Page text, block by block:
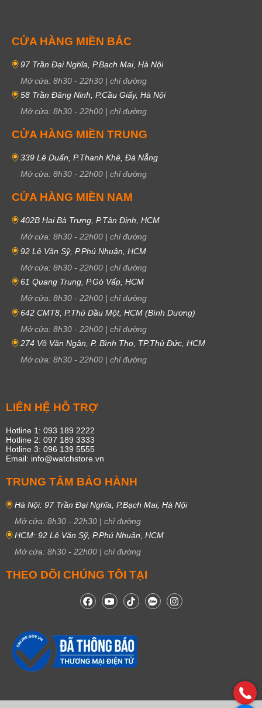
CỬA HÀNG MIỀN BẮC
97 Trần Đại Nghĩa, P.Bạch Mai, Hà Nội
Mở cửa: 8h30 - 22h30 | chỉ đường
58 Trần Đăng Ninh, P.Cầu Giấy, Hà Nội
Mở cửa: 8h30 - 22h00 | chỉ đường
CỬA HÀNG MIỀN TRUNG
339 Lê Duẩn, P.Thanh Khê, Đà Nẵng
Mở cửa: 8h30 - 22h00 | chỉ đường
CỬA HÀNG MIỀN NAM
402B Hai Bà Trưng, P.Tân Định, HCM
Mở cửa: 8h30 - 22h00 | chỉ đường
92 Lê Văn Sỹ, P.Phú Nhuận, HCM
Mở cửa: 8h30 - 22h00 | chỉ đường
61 Quang Trung, P.Gò Vấp, HCM
Mở cửa: 8h30 - 22h00 | chỉ đường
642 CMT8, P.Thủ Dầu Một, HCM (Bình Dương)
Mở cửa: 8h30 - 22h00 | chỉ đường
274 Võ Văn Ngân, P. Bình Thọ, TP.Thủ Đức, HCM
Mở cửa: 8h30 - 22h00 | chỉ đường
LIÊN HỆ HỖ TRỢ
Hotline 1: 093 189 2222
Hotline 2: 097 189 3333
Hotline 3: 096 139 5555
Email: info@watchstore.vn
TRUNG TÂM BẢO HÀNH
Hà Nội: 97 Trần Đại Nghĩa, P.Bạch Mai, Hà Nội
Mở cửa: 8h30 - 22h30 | chỉ đường
HCM: 92 Lê Văn Sỹ, P.Phú Nhuận, HCM
Mở cửa: 8h30 - 22h00 | chỉ đường
THEO DÕI CHÚNG TÔI TẠI